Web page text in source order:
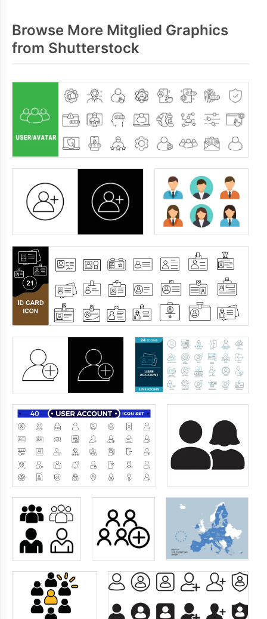
Browse More Mitglied Graphics
from Shutterstock